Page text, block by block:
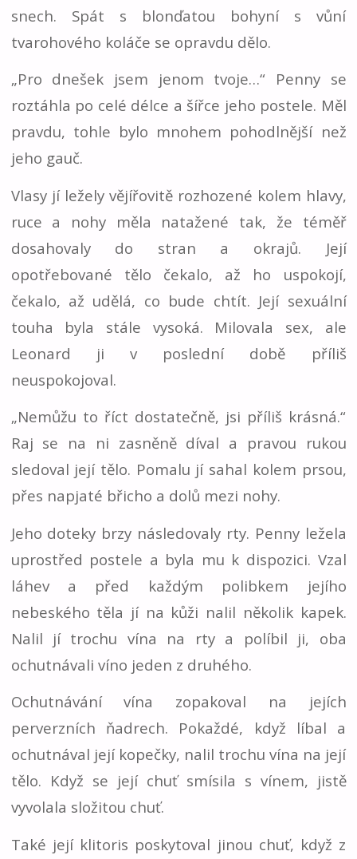
snech. Spát s blonďatou bohyní s vůní
tvarohového koláče se opravdu dělo.
„Pro dnešek jsem jenom tvoje…“ Penny se
roztáhla po celé délce a šířce jeho postele. Měl
pravdu, tohle bylo mnohem pohodlnější než
jeho gauč.
Vlasy jí ležely vějířovitě rozhozené kolem hlavy,
ruce a nohy měla natažené tak, že téměř
dosahovaly do stran a okrajů. Její
opotřebované tělo čekalo, až ho uspokojí,
čekalo, až udělá, co bude chtít. Její sexuální
touha byla stále vysoká. Milovala sex, ale
Leonard ji v poslední době příliš
neuspokojoval.
„Nemůžu to říct dostatečně, jsi příliš krásná.“
Raj se na ni zasněně díval a pravou rukou
sledoval její tělo. Pomalu jí sahal kolem prsou,
přes napjaté břicho a dolů mezi nohy.
Jeho doteky brzy následovaly rty. Penny ležela
uprostřed postele a byla mu k dispozici. Vzal
láhev a před každým polibkem jejího
nebeského těla jí na kůži nalil několik kapek.
Nalil jí trochu vína na rty a políbil ji, oba
ochutnávali víno jeden z druhého.
Ochutnávání vína zopakoval na jejích
perverzních ňadrech. Pokaždé, když líbal a
ochutnával její kopečky, nalil trochu vína na její
tělo. Když se její chuť smísila s vínem, jistě
vyvolala složitou chuť.
Také její klitoris poskytoval jinou chuť, když z